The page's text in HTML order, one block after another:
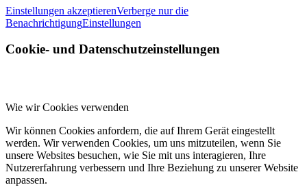
Einstellungen akzeptierenVerberge nur die
BenachrichtigungEinstellungen
Cookie- und Datenschutzeinstellungen
Wie wir Cookies verwenden
Wir können Cookies anfordern, die auf Ihrem Gerät eingestellt
werden. Wir verwenden Cookies, um uns mitzuteilen, wenn Sie
unsere Websites besuchen, wie Sie mit uns interagieren, Ihre
Nutzererfahrung verbessern und Ihre Beziehung zu unserer Website
anpassen.